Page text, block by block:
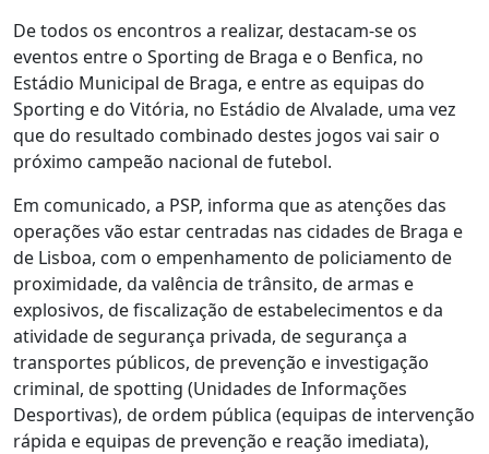
De todos os encontros a realizar, destacam-se os
eventos entre o Sporting de Braga e o Benfica, no
Estádio Municipal de Braga, e entre as equipas do
Sporting e do Vitória, no Estádio de Alvalade, uma vez
que do resultado combinado destes jogos vai sair o
próximo campeão nacional de futebol.
Em comunicado, a PSP, informa que as atenções das
operações vão estar centradas nas cidades de Braga e
de Lisboa, com o empenhamento de policiamento de
proximidade, da valência de trânsito, de armas e
explosivos, de fiscalização de estabelecimentos e da
atividade de segurança privada, de segurança a
transportes públicos, de prevenção e investigação
criminal, de spotting (Unidades de Informações
Desportivas), de ordem pública (equipas de intervenção
rápida e equipas de prevenção e reação imediata),